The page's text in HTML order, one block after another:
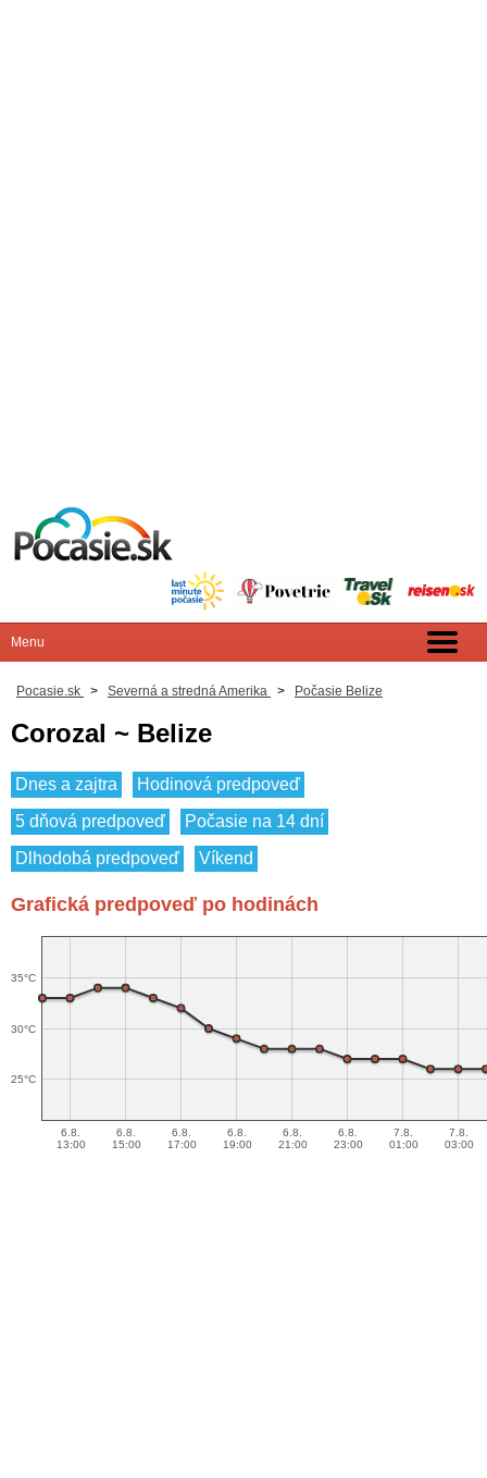
Pocasie.sk > Severná a stredná Amerika > Počasie Belize
Corozal ~ Belize
Dnes a zajtra
Hodinová predpoveď
5 dňová predpoveď
Počasie na 14 dní
Dlhodobá predpoveď
Víkend
Grafická predpoveď po hodinách
6.8.
13:00
6.8.
15:00
6.8.
17:00
6.8.
19:00
6.8.
21:00
6.8.
23:00
7.8.
01:00
7.8.
03:00
25°C
30°C
35°C